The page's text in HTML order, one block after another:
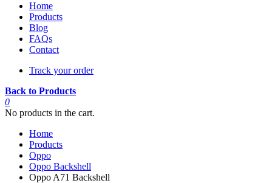
Home
Products
Blog
FAQs
Contact
Track your order
Back to Products
0
No products in the cart.
Home
Products
Oppo
Oppo Backshell
Oppo A71 Backshell